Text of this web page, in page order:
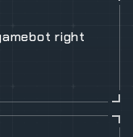
right